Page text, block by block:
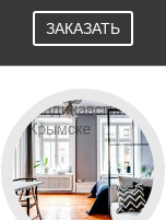
ЗАКАЗАТЬ